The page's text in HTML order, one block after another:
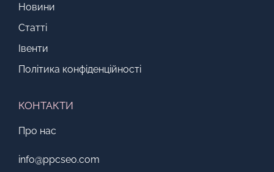
Новини
Статті
Івенти
Політика конфіденційності
КОНТАКТИ
Про нас
info@ppcseo.com